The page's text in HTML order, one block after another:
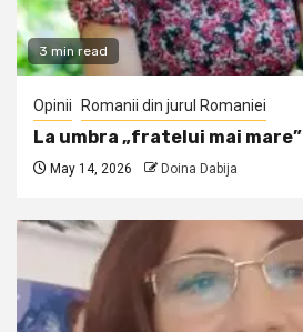
3 min read
Opinii Romanii din jurul Romaniei
La umbra „fratelui mai mare”
May 14, 2026 Doina Dabija